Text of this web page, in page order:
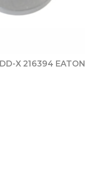
X 216394 EATON